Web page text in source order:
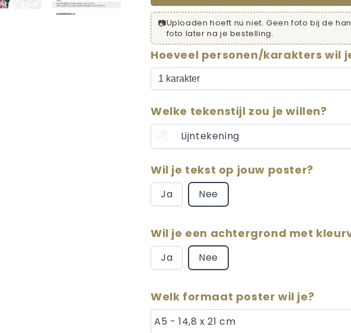
📷Uploaden hoeft nu niet. Geen foto bij de
foto later na je bestelling.
Hoeveel personen/karakters wil
Welke tekenstijl zou je willen?
Lijntekening
Wil je tekst op jouw poster?
Ja Nee
Wil je een achtergrond met
Ja Nee
Welk formaat poster wil je?
A5 - 14,8 x 21 cm